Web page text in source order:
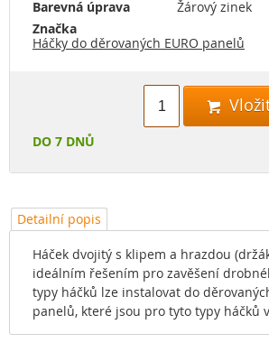
Barevná úprava
Žárový zinek
Značka
Háčky do děrovaných EURO panelů

DO 7 DNŮ
Detailní popis
Háček dvojitý s klipem a hrazdou
ideálním řešením pro zavěšení
typy háčků lze instalovat do
panelů, které jsou pro tyto typy háčků